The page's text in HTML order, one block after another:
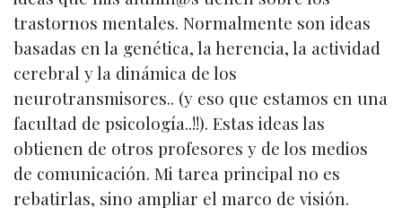
trastornos mentales. Normalmente son ideas
basadas en la genética, la herencia, la actividad
cerebral y la dinámica de los
neurotransmisores.. (y eso que estamos en una
facultad de psicología..!!). Estas ideas las
obtienen de otros profesores y de los medios
de comunicación. Mi tarea principal no es
rebatirlas, sino ampliar el marco de visión.